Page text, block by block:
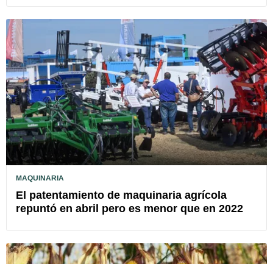
MAQUINARIA
El patentamiento de maquinaria agrícola
repuntó en abril pero es menor que en 2022